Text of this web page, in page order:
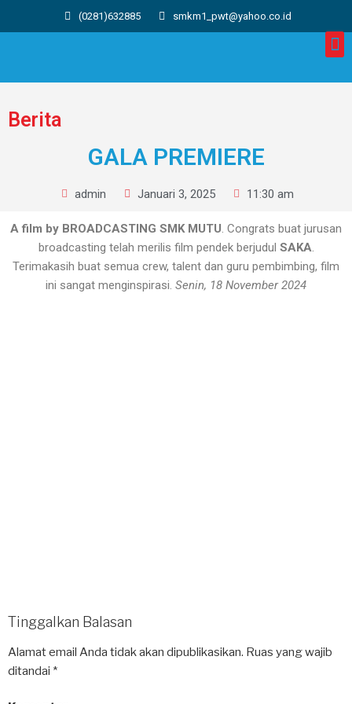
(0281)632885 smkm1_pwt@yahoo.co.id
Berita
GALA PREMIERE
admin Januari 3, 2025 11:30 am
A film by BROADCASTING SMK MUTU. Congrats buat jurusan
broadcasting telah merilis film pendek berjudul SAKA.
Terimakasih buat semua crew, talent dan guru pembimbing, film
ini sangat menginspirasi. Senin, 18 November 2024
Tinggalkan Balasan
Alamat email Anda tidak akan dipublikasikan. Ruas yang wajib
ditandai *